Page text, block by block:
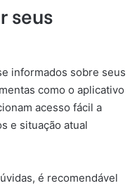
seus
informados sobre seus
como o aplicativo
acesso fácil a
e situação atual
é recomendável